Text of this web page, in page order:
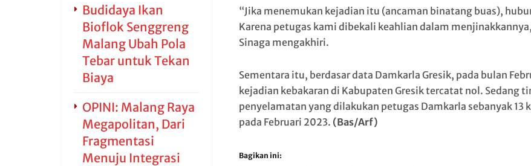
“Jika menemukan kejadian itu (ancaman binatang buas),
Karena petugas kami dibekali keahlian dalam
Sinaga mengakhiri.
Sementara itu, berdasar data Damkarla Gresik, pada bulan
kejadian kebakaran di Kabupaten Gresik tercatat nol. Sedang
penyelamatan yang dilakukan petugas Damkarla sebanyak 13
pada Februari 2023. (Bas/Arf)
Bagikan ini:
Budidaya Ikan
Bioflok Senggreng
Malang Ubah Pola
Tebar untuk Tekan
Biaya
OPINI: Malang Raya
Megapolitan, Dari
Fragmentasi
Menuju Integrasi